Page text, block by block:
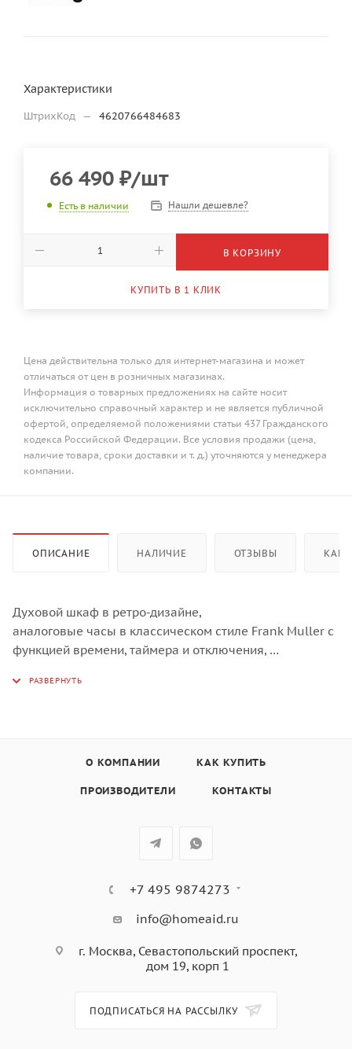
Характеристики
ШтрихКод — 4620766484683
66 490 ₽/шт
Есть в наличии Нашли дешевле?
В КОРЗИНУ
КУПИТЬ В 1 КЛИК
Цена действительна только для интернет-магазина и может
отличаться от цен в розничных магазинах.
Информация о товарных предложениях на сайте носит
исключительно справочный характер и не является публичной
офертой, определяемой положениями статьи 437 Гражданского
кодекса Российской Федерации. Все условия продажи (цена,
наличие товара, сроки доставки и т. д.) уточняются у менеджера
компании.
ОПИСАНИЕ НАЛИЧИЕ ОТЗЫВЫ КАК
Духовой шкаф в ретро-дизайне,
аналоговые часы в классическом стиле Frank Muller с
функцией времени, таймера и отключения,
телескопические направляющие на одном уровне,
для выпечки, глубокий противень, хромированная
О КОМПАНИИ КАК КУПИТЬ
ПРОИЗВОДИТЕЛИ КОНТАКТЫ
+7 495 9874273
info@homeaid.ru
г. Москва, Севастопольский проспект,
дом 19, корп 1
ПОДПИСАТЬСЯ НА РАССЫЛКУ